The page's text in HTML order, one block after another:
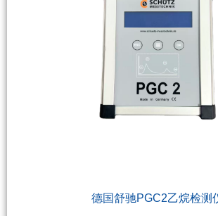
德国舒驰PGC2乙烷检测